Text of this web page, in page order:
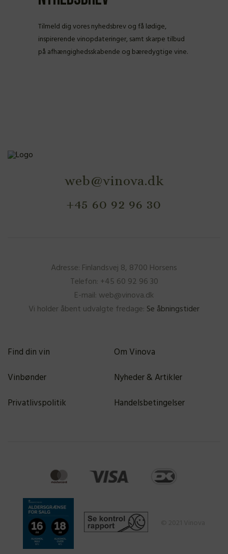
Tilmeld dig vores nyhedsbrev og få lødige,
inspirerende vinopdateringer, samt skarpe tilbud
på afhængighedsskabende og bæredygtige vine.
web@vinova.dk
+45 60 92 96 30
Adresse: Finlandsvej 8, 8700 Horsens
Telefon: +45 60 92 96 30
E-mail: web@vinova.dk
Vi holder åbent udvalgte fredage: Se åbningstider
Find din vin
Om Vinova
Vinbønder
Nyheder & Artikler
Privatlivspolitik
Handelsbetingelser